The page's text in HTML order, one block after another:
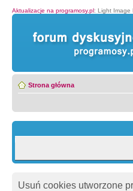
Aktualizacje na programosy.pl: Light Image
Strona główna
Usuń cookies utworzone